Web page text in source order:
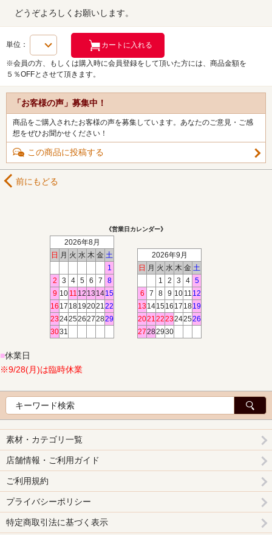
どうぞよろしくお願いします。
単位：
※会員の方、もしくは購入時に会員登録をして頂いた方には、商品金額を
５％OFFとさせて頂きます。
「お客様の声」募集中！
商品をご購入されたお客様の声を募集しています。あなたのご意見・ご感
想をぜひお聞かせください！
この商品に投稿する
前にもどる
《営業日カレンダー》
2026年8月
日 月 火 水 木 金 土
1
2
3 4 5 6 7
8
9 10 11 12 13 1415
16 17 18192021 22
23242526272829
3031
2026年9月
日 月 火 水 木 金 土
1
2 3 4
5
6
7 8 9 10 11 12
13 141516 17 1819
2021 2223242526
27282930
■休業日
※9/28(月)は臨時休業
素材・カテゴリ一覧
店舗情報・ご利用ガイド
ご利用規約
プライバシーポリシー
特定商取引法に基づく表示